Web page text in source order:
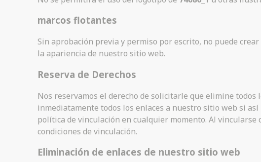
marcos flotantes
Sin aprobación previa y permiso por escrito, no puede
la apariencia de nuestro sitio web.
Reserva de Derechos
Nos reservamos el derecho de solicitarle que elimine
inmediatamente todos los enlaces a nuestro sitio web si
política de vinculación en cualquier momento. Al
condiciones de vinculación.
Eliminación de enlaces de nuestro sitio web